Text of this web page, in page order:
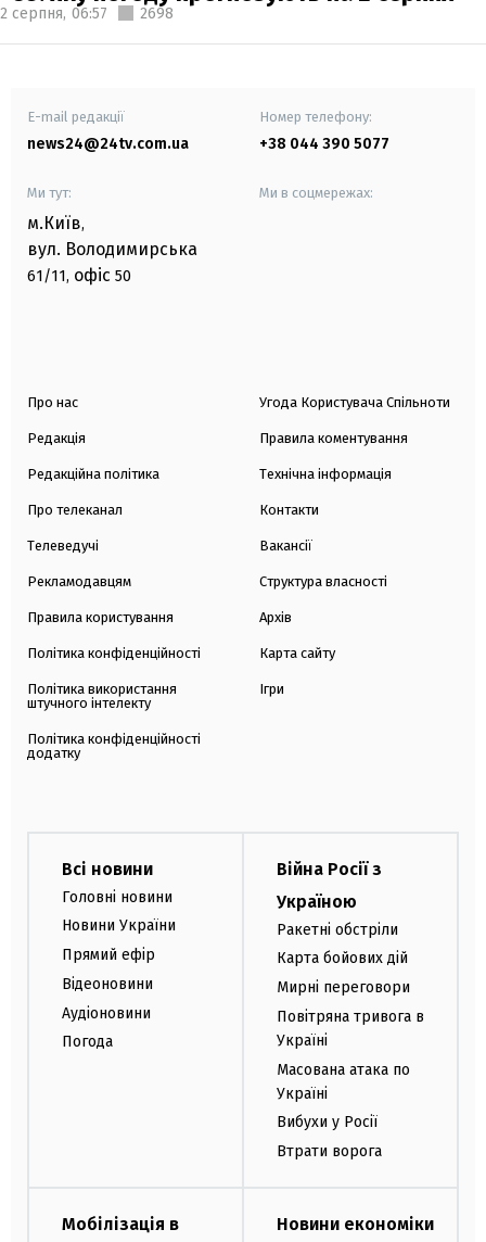
2 серпня, 06:57 2698
E-mail редакції
news24@24tv.com.ua
Номер телефону:
+38 044 390 5077
Ми тут:
м.Київ,
вул. Володимирська
61/11, офіс 50
Ми в соцмережах:
Про нас
Редакція
Редакційна політика
Про телеканал
Телеведучі
Рекламодавцям
Правила користування
Політика конфіденційності
Політика використання
штучного інтелекту
Політика конфіденційності
додатку
Угода Користувача Спільноти
Правила коментування
Технічна інформація
Контакти
Вакансії
Структура власності
Архів
Карта сайту
Ігри
Всі новини
Головні новини
Новини України
Прямий ефір
Відеоновини
Аудіоновини
Погода
Війна Росії з
Україною
Ракетні обстріли
Карта бойових дій
Мирні переговори
Повітряна тривога в
Україні
Масована атака по
Україні
Вибухи у Росії
Втрати ворога
Мобілізація в
Новини економіки